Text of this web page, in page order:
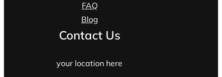
FAQ
Blog
Contact Us
your location here